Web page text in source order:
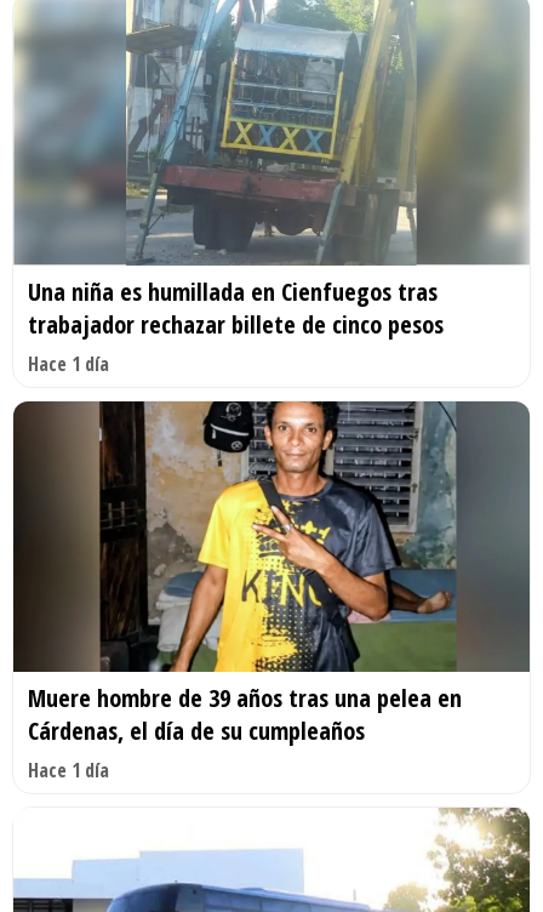
Una niña es humillada en Cienfuegos tras
trabajador rechazar billete de cinco pesos
Hace 1 día
Muere hombre de 39 años tras una pelea en
Cárdenas, el día de su cumpleaños
Hace 1 día